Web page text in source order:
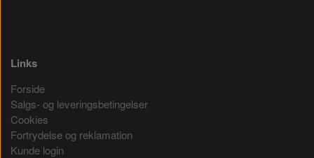
Links
Forside
Salgs- og leveringsbetingelser
Cookies
Fortrydelse og reklamation
Kunde login